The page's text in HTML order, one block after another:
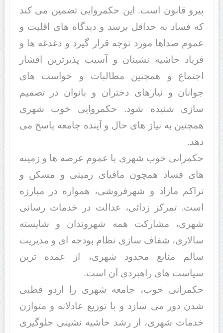
پیرو قانون است. این حکمروایی تضمین می کند
که فساد به حداقل برسد و دیدگاه های اقلیت و
عموم صداها مورد توجه قرار گیرد و دغدغه ها و
فریاد حاشیه نشینان و آسیب پذیرترین اقشار
اجتماع و همچنین مطالبات و خواست های
جوانان و نیازهای دختران و بانوان در تصمیم
سازی شنیده شود. حکمروایی خوب شهری
همچنین به نیاز های حال و آینده جامعه پاسخ می
دهد.
حکمرانی خوب شهری با عموم عرصه ها و زمینه
های فساد همچون مافیای زمینی و مسکن و
تراکم مازاد و شهرفروشی، همواره در مبارزه
است. تمرکز زدائی، عدالت در خدمات رسانی
شهری، مشارکت همه شهروندان و شایسته
سالاری، شفاف سازی نظام بودجه ای و مدیریت
سالم منابع محدود شهری، از عمده ترین
سیاست های راهبردی آن است.
حکمرانی خوب، جامعه شهری را ازدو قطبی
شدن دور می سازد و با توزیع عادلانه و متوازن
خدمات شهری، از رشد حاشیه نشینی جلوگیری